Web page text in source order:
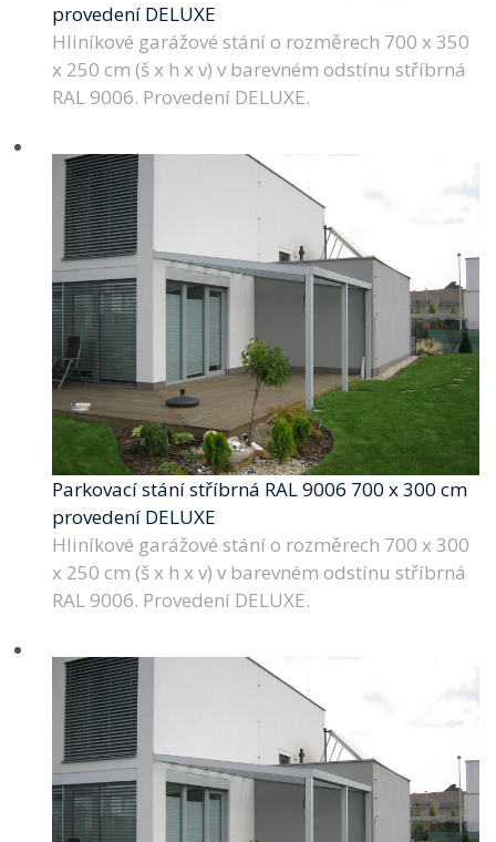
provedení DELUXE
Hliníkové garážové stání o rozměrech 700 x 350
x 250 cm (š x h x v) v barevném odstínu stříbrná
RAL 9006. Provedení DELUXE.
Parkovací stání stříbrná RAL 9006 700 x 300 cm
provedení DELUXE
Hliníkové garážové stání o rozměrech 700 x 300
x 250 cm (š x h x v) v barevném odstínu stříbrná
RAL 9006. Provedení DELUXE.